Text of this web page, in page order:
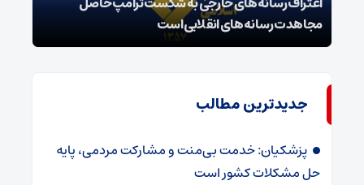
مجاهدت رسانه‌های انقلابی است
جدیدترین مطالب
پزشکیان: خدمت بی‌منت و مشارکت مردمی، پایه
حل مشکلات کشور است